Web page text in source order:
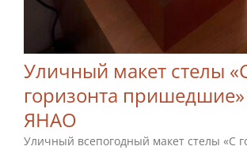
Уличный макет стелы
горизонта
ЯНАО
Уличный всепогодный макет стелы «С